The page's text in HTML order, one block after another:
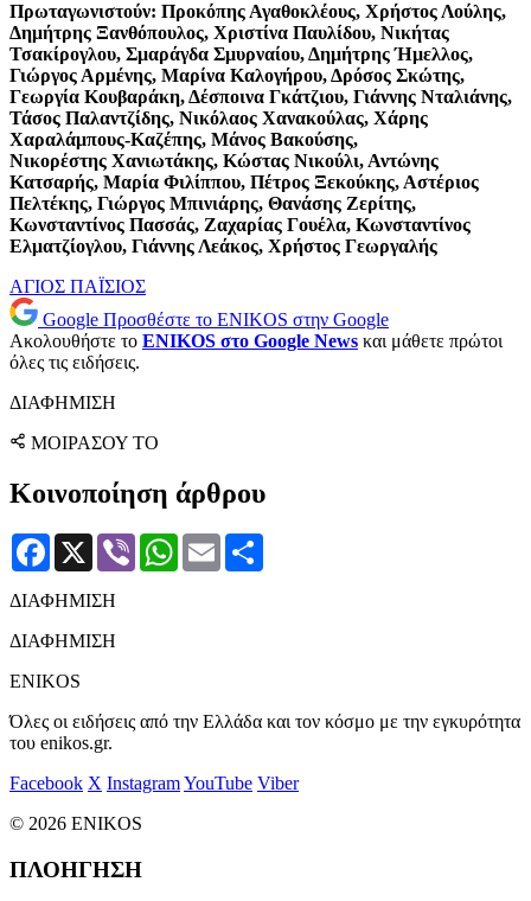
Πρωταγωνιστούν: Προκόπης Αγαθοκλέους, Χρήστος Λούλης,
Δημήτρης Ξανθόπουλος, Χριστίνα Παυλίδου, Νικήτας
Τσακίρογλου, Σμαράγδα Σμυρναίου, Δημήτρης Ήμελλος,
Γιώργος Αρμένης, Μαρίνα Καλογήρου, Δρόσος Σκώτης,
Γεωργία Κουβαράκη, Δέσποινα Γκάτζιου, Γιάννης Νταλιάνης,
Τάσος Παλαντζίδης, Νικόλαος Χανακούλας, Χάρης
Χαραλάμπους-Καζέπης, Μάνος Βακούσης,
Νικορέστης Χανιωτάκης, Κώστας Νικούλι, Αντώνης
Κατσαρής, Μαρία Φιλίππου, Πέτρος Ξεκούκης, Αστέριος
Πελτέκης, Γιώργος Μπινιάρης, Θανάσης Ζερίτης,
Κωνσταντίνος Πασσάς, Ζαχαρίας Γουέλα, Κωνσταντίνος
Ελματζίογλου, Γιάννης Λεάκος, Χρήστος Γεωργαλής
ΑΓΙΟΣ ΠΑΪΣΙΟΣ
Google Προσθέστε το ENIKOS στην Google
Ακολουθήστε το ENIKOS στο Google News και μάθετε πρώτοι
όλες τις ειδήσεις.
ΔΙΑΦΗΜΙΣΗ
ΜΟΙΡΑΣΟΥ ΤΟ
Κοινοποίηση άρθρου
Facebook
X Viber WhatsApp
Email
ΔΙΑΦΗΜΙΣΗ
ΔΙΑΦΗΜΙΣΗ
ENIKOS
Όλες οι ειδήσεις από την Ελλάδα και τον κόσμο με την εγκυρότητα
του enikos.gr.
Facebook X InstagramYouTube Viber
© 2026 ENIKOS
ΠΛΟΗΓΗΣΗ